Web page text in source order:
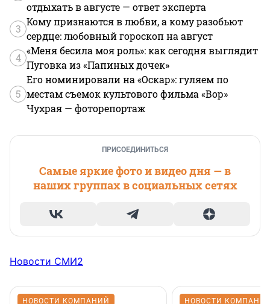
отдыхать в августе — ответ эксперта
3
Кому признаются в любви, а кому разобьют
сердце: любовный гороскоп на август
4
«Меня бесила моя роль»: как сегодня выглядит
Пуговка из «Папиных дочек»
5
Его номинировали на «Оскар»: гуляем по
местам съемок культового фильма «Вор»
Чухрая — фоторепортаж
ПРИСОЕДИНИТЬСЯ
Самые яркие фото и видео дня — в
наших группах в социальных сетях
Новости СМИ2
НОВОСТИ КОМПАНИЙ НОВОСТИ